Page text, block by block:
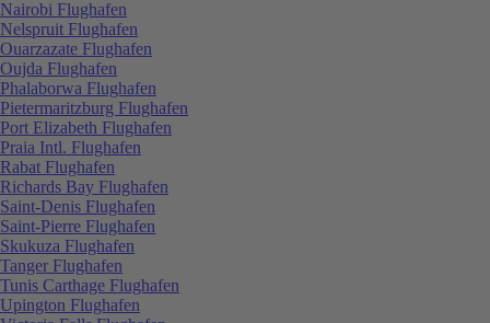
Nairobi Flughafen
Nelspruit Flughafen
Ouarzazate Flughafen
Oujda Flughafen
Phalaborwa Flughafen
Pietermaritzburg Flughafen
Port Elizabeth Flughafen
Praia Intl. Flughafen
Rabat Flughafen
Richards Bay Flughafen
Saint-Denis Flughafen
Saint-Pierre Flughafen
Skukuza Flughafen
Tanger Flughafen
Tunis Carthage Flughafen
Upington Flughafen